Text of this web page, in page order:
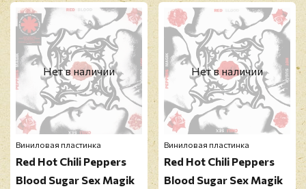
Нет в наличии
Виниловая пластинка
Red Hot Chili Peppers
Blood Sugar Sex Magik
Нет в наличии
Виниловая пластинка
Red Hot Chili Peppers
Blood Sugar Sex Magik